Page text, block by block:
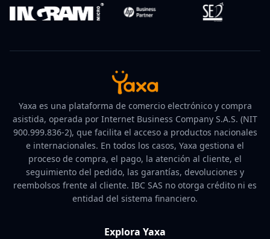
Yaxa es una plataforma de comercio electrónico y compra
asistida, operada por Internet Business Company S.A.S. (NIT
900.999.836-2), que facilita el acceso a productos nacionales
e internacionales. En todos los casos, Yaxa gestiona el
proceso de compra, el pago, la atención al cliente, el
seguimiento del pedido, las garantías, devoluciones y
reembolsos frente al cliente. IBC SAS no otorga crédito ni es
entidad del sistema financiero.
Explora Yaxa